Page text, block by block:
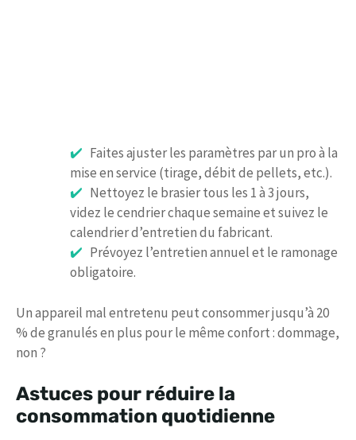
Faites ajuster les paramètres par un pro à la
mise en service (tirage, débit de pellets, etc.).
Nettoyez le brasier tous les 1 à 3 jours,
videz le cendrier chaque semaine et suivez le
calendrier d’entretien du fabricant.
Prévoyez l’entretien annuel et le ramonage
obligatoire.
Un appareil mal entretenu peut consommer jusqu’à 20
% de granulés en plus pour le même confort : dommage,
non ?
Astuces pour réduire la
consommation quotidienne